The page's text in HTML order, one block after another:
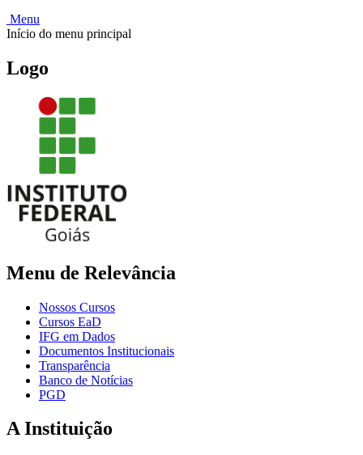
Menu
Início do menu principal
Logo
Menu de Relevância
Nossos Cursos
Cursos EaD
IFG em Dados
Documentos Institucionais
Transparência
Banco de Notícias
PGD
A Instituição